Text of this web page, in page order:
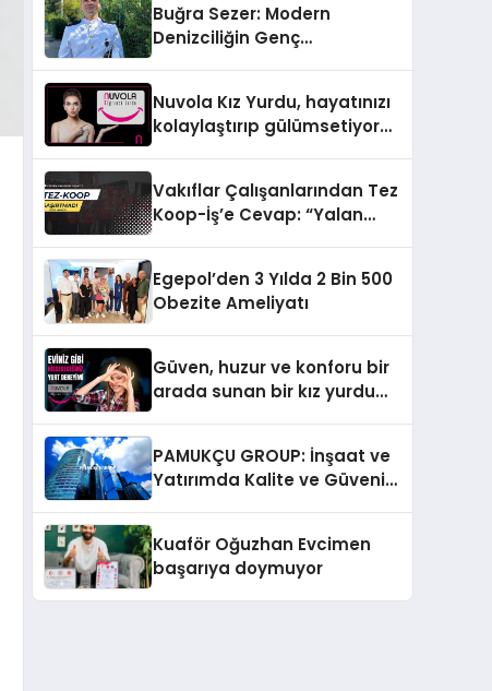
Buğra Sezer: Modern
Denizciliğin Genç
Nuvola Kız Yurdu, hayatınızı
kolaylaştırıp gülümsetiyor…
Vakıflar Çalışanlarından Tez
Koop-İş’e Cevap: “Yalan
Egepol’den 3 Yılda 2 Bin 500
Obezite Ameliyatı
Güven, huzur ve konforu bir
arada sunan bir kız yurdu
PAMUKÇU GROUP: İnşaat ve
Yatırımda Kalite ve Güvenin
Kuaför Oğuzhan Evcimen
başarıya doymuyor